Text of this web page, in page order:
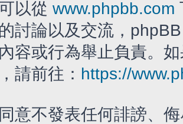
以從 www.phpbb.com
的討論以及交流，
容或行為舉止負責。
請前往： https://
意不發表任何誹謗、